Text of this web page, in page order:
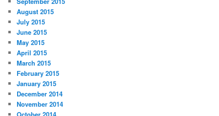
August 2015
July 2015
June 2015
May 2015
April 2015
March 2015
February 2015
January 2015
December 2014
November 2014